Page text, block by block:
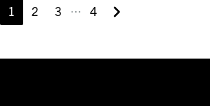
1 2 3 ⋯ 4